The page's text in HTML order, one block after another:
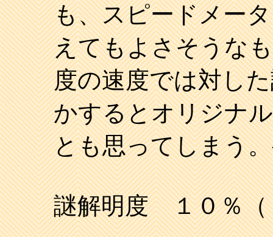
も、スピードメー
えてもよさそうな
度の速度では対し
かするとオリジナ
とも思ってしまう
謎解明度 １０％（